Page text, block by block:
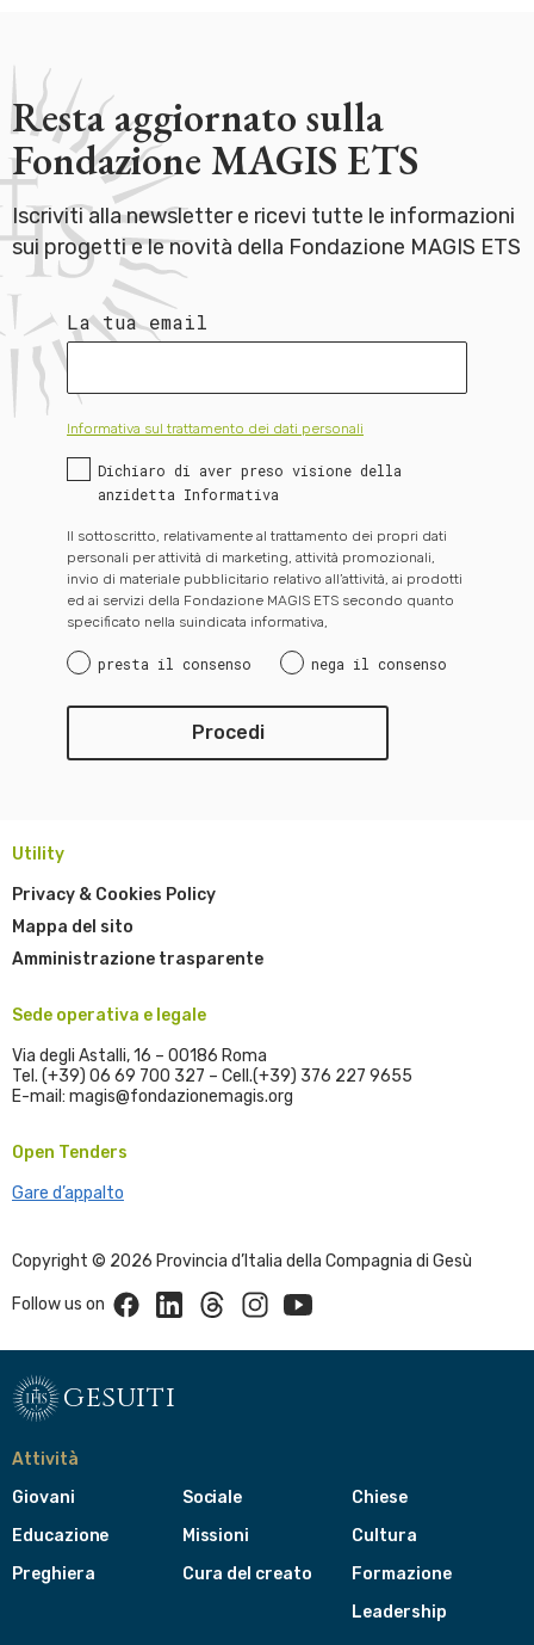
Resta aggiornato sulla
Fondazione MAGIS ETS
Iscriviti alla newsletter e ricevi tutte le informazioni
sui progetti e le novità della Fondazione MAGIS ETS
La tua email
Informativa sul trattamento dei dati personali
Dichiaro di aver preso visione della
anzidetta Informativa
Il sottoscritto, relativamente al trattamento dei propri dati
personali per attività di marketing, attività promozionali,
invio di materiale pubblicitario relativo all’attività, ai prodotti
ed ai servizi della Fondazione MAGIS ETS secondo quanto
specificato nella suindicata informativa,
presta il consenso nega il consenso
Utility
Privacy & Cookies Policy
Mappa del sito
Amministrazione trasparente
Sede operativa e legale
Via degli Astalli, 16 – 00186 Roma
Tel. (+39) 06 69 700 327 – Cell.(+39) 376 227 9655
E-mail: magis@fondazionemagis.org
Open Tenders
Gare d’appalto
Copyright © 2026 Provincia d’Italia della Compagnia di Gesù
Follow us on FacebookLinkedinThreadsInstagramYoutube
gesuiti
Attività
Giovani
Educazione
Preghiera
Sociale
Missioni
Cura del creato
Chiese
Cultura
Formazione
Leadership